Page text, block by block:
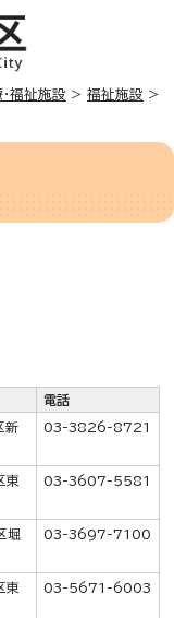
福祉施設 > 福祉施設 >
電話
新
03-3826-8721
東
03-3607-5581
堀
03-3697-7100
東
03-5671-6003